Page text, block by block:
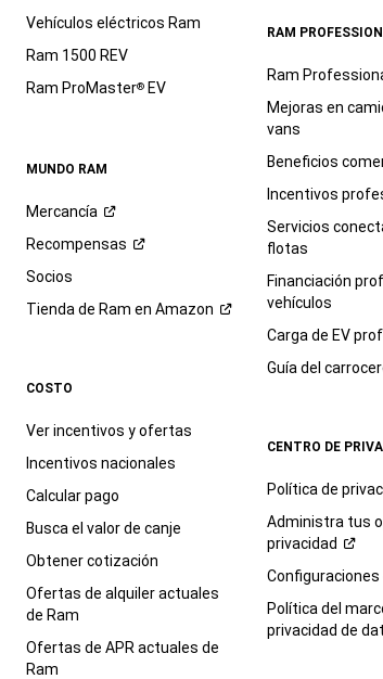
Vehículos eléctricos Ram
Ram 1500 REV
Ram ProMaster®EV
MUNDO RAM
Mercancía
Recompensas
Socios
Tienda de Ram en Amazon
COSTO
Ver incentivos y ofertas
Incentivos nacionales
Calcular pago
Busca el valor de canje
Obtener cotización
Ofertas de alquiler actuales
de Ram
Ofertas de APR actuales de
Ram
RAM
Ram
Mejoras en
vans
Beneficios
Incentivos
Servicios
flotas
Financiación
vehículos
Carga de EV
Guía del
CENTRO DE
Política de
Administra tus
privacidad
Configuraciones
Política del
privacidad de